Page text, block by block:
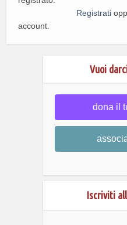
Registrati
account.
Vuoi
dona il
Iscriviti